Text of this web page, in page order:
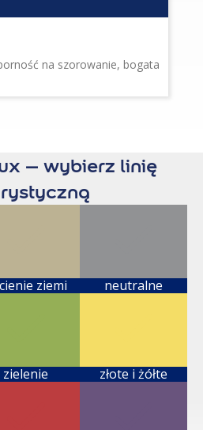
na szorowanie, bogata
– wybierz linię
ziemi neutralne
zielenie złote i żółte